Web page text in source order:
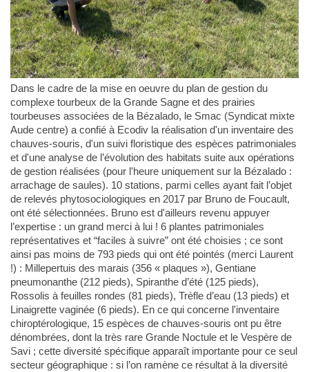
Dans le cadre de la mise en oeuvre du plan de gestion du
complexe tourbeux de la Grande Sagne et des prairies
tourbeuses associées de la Bézalado, le Smac (Syndicat mixte
Aude centre) a confié à Ecodiv la réalisation d'un inventaire des
chauves-souris, d'un suivi floristique des espèces patrimoniales
et d'une analyse de l’évolution des habitats suite aux opérations
de gestion réalisées (pour l'heure uniquement sur la Bézalado :
arrachage de saules). 10 stations, parmi celles ayant fait l’objet
de relevés phytosociologiques en 2017 par Bruno de Foucault,
ont été sélectionnées. Bruno est d'ailleurs revenu appuyer
l’expertise : un grand merci à lui ! 6 plantes patrimoniales
représentatives et “faciles à suivre” ont été choisies ; ce sont
ainsi pas moins de 793 pieds qui ont été pointés (merci Laurent
!) : Millepertuis des marais (356 « plaques »), Gentiane
pneumonanthe (212 pieds), Spiranthe d’été (125 pieds),
Rossolis à feuilles rondes (81 pieds), Trèfle d’eau (13 pieds) et
Linaigrette vaginée (6 pieds). En ce qui concerne l'inventaire
chiroptérologique, 15 espèces de chauves-souris ont pu être
dénombrées, dont la très rare Grande Noctule et le Vespère de
Savi ; cette diversité spécifique apparaît importante pour ce seul
secteur géographique : si l’on ramène ce résultat à la diversité